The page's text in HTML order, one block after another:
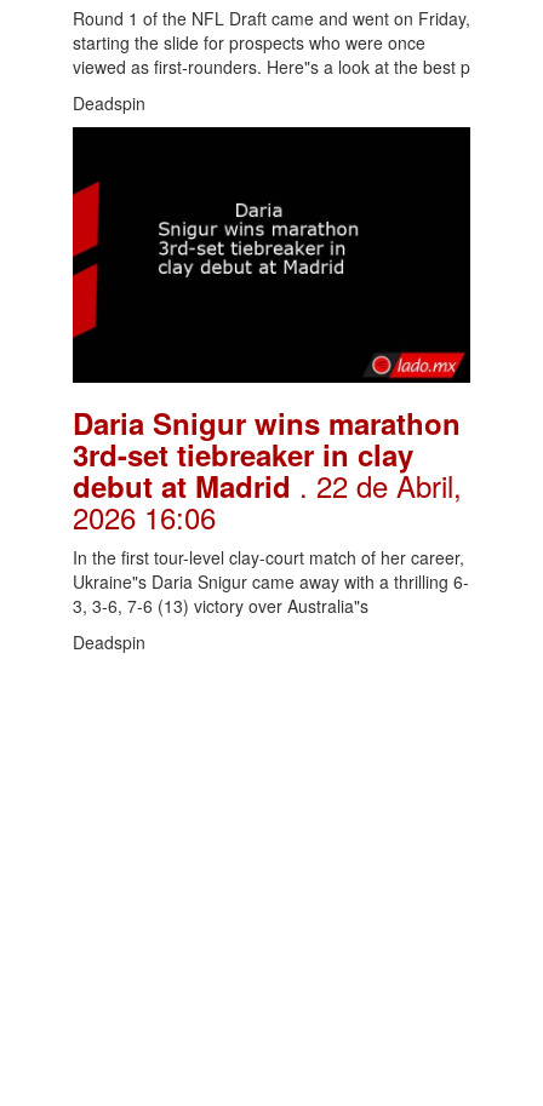
Round 1 of the NFL Draft came and went on Friday,
starting the slide for prospects who were once
viewed as first-rounders. Here"s a look at the best p
Deadspin
Daria Snigur wins marathon
3rd-set tiebreaker in clay
debut at Madrid . 22 de Abril,
2026 16:06
In the first tour-level clay-court match of her career,
Ukraine"s Daria Snigur came away with a thrilling 6-
3, 3-6, 7-6 (13) victory over Australia"s
Deadspin